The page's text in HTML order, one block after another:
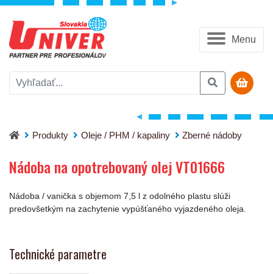
Menu
Produkty Oleje / PHM / kapaliny Zberné nádoby
Nádoba na opotrebovaný olej VT01666
Nádoba na opotrebovaný olej VT01666
Nádoba / vanička s objemom 7,5 l z odolného plastu slúži
predovšetkým na zachytenie vypúšťaného vyjazdeného oleja.
Technické parametre